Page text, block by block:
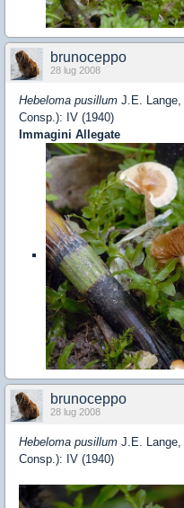
brunoceppo
28 lug 2008
Hebeloma pusillum J.E. Lange,
Consp.): IV (1940)
Immagini Allegate
brunoceppo
28 lug 2008
Hebeloma pusillum J.E. Lange,
Consp.): IV (1940)